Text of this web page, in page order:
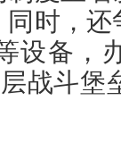
时，
设备，
战斗堡